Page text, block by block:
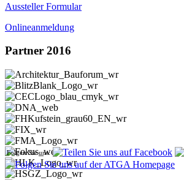
Aussteller Formular
Onlineanmeldung
Partner 2016
Folgen Sie uns: